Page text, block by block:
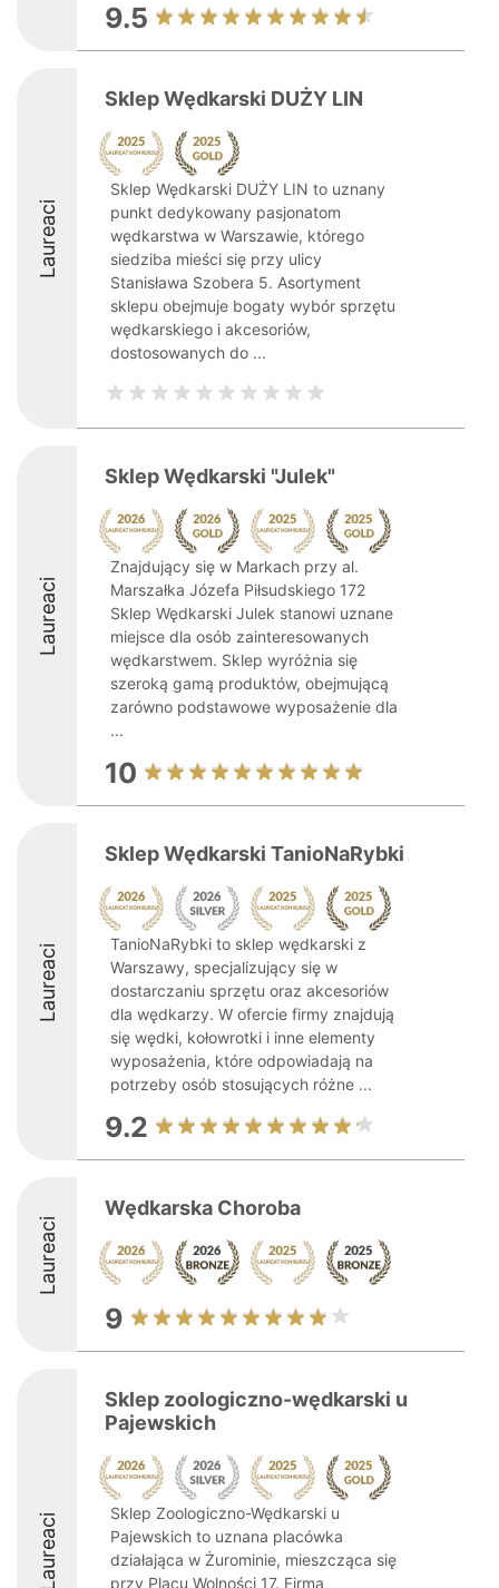
9.5
Laureaci
Sklep Wędkarski DUŻY LIN
Sklep Wędkarski DUŻY LIN to uznany
punkt dedykowany pasjonatom
wędkarstwa w Warszawie, którego
siedziba mieści się przy ulicy
Stanisława Szobera 5. Asortyment
sklepu obejmuje bogaty wybór sprzętu
wędkarskiego i akcesoriów,
dostosowanych do ...
Laureaci
Sklep Wędkarski "Julek"
Znajdujący się w Markach przy al.
Marszałka Józefa Piłsudskiego 172
Sklep Wędkarski Julek stanowi uznane
miejsce dla osób zainteresowanych
wędkarstwem. Sklep wyróżnia się
szeroką gamą produktów, obejmującą
zarówno podstawowe wyposażenie dla
...
10
Laureaci
Sklep Wędkarski TanioNaRybki
TanioNaRybki to sklep wędkarski z
Warszawy, specjalizujący się w
dostarczaniu sprzętu oraz akcesoriów
dla wędkarzy. W ofercie firmy znajdują
się wędki, kołowrotki i inne elementy
wyposażenia, które odpowiadają na
potrzeby osób stosujących różne ...
9.2
Laureaci
Wędkarska Choroba
9
Laureaci
Sklep zoologiczno-wędkarski u
Pajewskich
Sklep Zoologiczno-Wędkarski u
Pajewskich to uznana placówka
działająca w Żurominie, mieszcząca się
przy Placu Wolności 17. Firma